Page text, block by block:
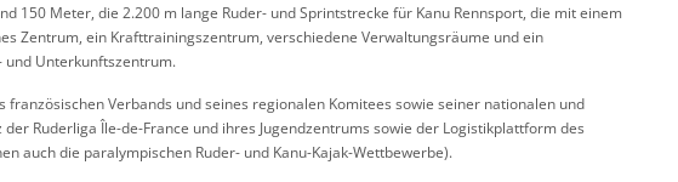
150 Meter, die 2.200 m lange Ruder- und Sprintstrecke für Kanu Rennsport, die mit einem
Zentrum, ein Krafttrainingszentrum, verschiedene Verwaltungsräume und ein
und Unterkunftszentrum.
französischen Verbands und seines regionalen Komitees sowie seiner nationalen und
Ruderliga Île-de-France und ihres Jugendzentrums sowie der Logistikplattform des
auch die paralympischen Ruder- und Kanu-Kajak-Wettbewerbe).